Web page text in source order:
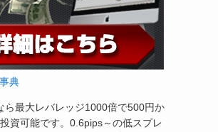
典
ら最大レバレッジ1000倍で500円か
資可能です。0.6pips～の低スプレ